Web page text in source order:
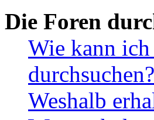
Die Foren
Wie kann
durchsuchen?
Weshalb